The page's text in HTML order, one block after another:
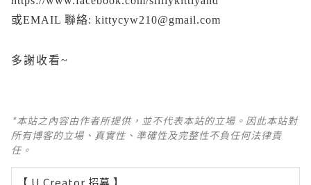
或EMAIL 聯絡: kittycyw210@gmail.com
多謝收看~
*本站之內容由作者所提供，並不代表本站的立場。因此本站對
所有博客的立場、真實性、準確性及完整性不負任何法律責
任。
【 U Creator 招募 】